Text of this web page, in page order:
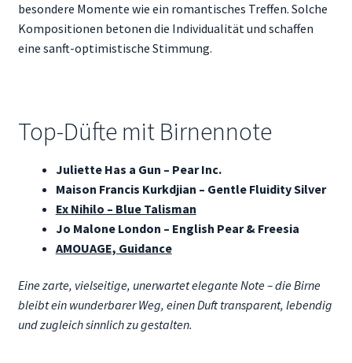
besondere Momente wie ein romantisches Treffen. Solche
Kompositionen betonen die Individualität und schaffen
eine sanft-optimistische Stimmung.
Top-Düfte mit Birnennote
Juliette Has a Gun – Pear Inc.
Maison Francis Kurkdjian – Gentle Fluidity Silver
Ex Nihilo – Blue Talisman
Jo Malone London – English Pear & Freesia
AMOUAGE, Guidance
Eine zarte, vielseitige, unerwartet elegante Note – die Birne
bleibt ein wunderbarer Weg, einen Duft transparent, lebendig
und zugleich sinnlich zu gestalten.